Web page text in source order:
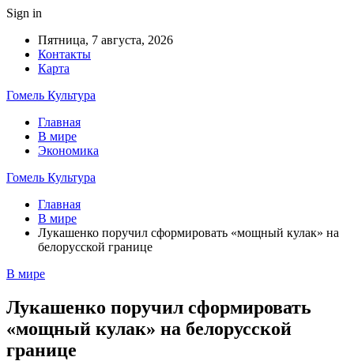
Sign in
Пятница, 7 августа, 2026
Контакты
Карта
Гомель Культура
Главная
В мире
Экономика
Гомель Культура
Главная
В мире
Лукашенко поручил сформировать «мощный кулак» на
белорусской границе
В мире
Лукашенко поручил сформировать
«мощный кулак» на белорусской
границе